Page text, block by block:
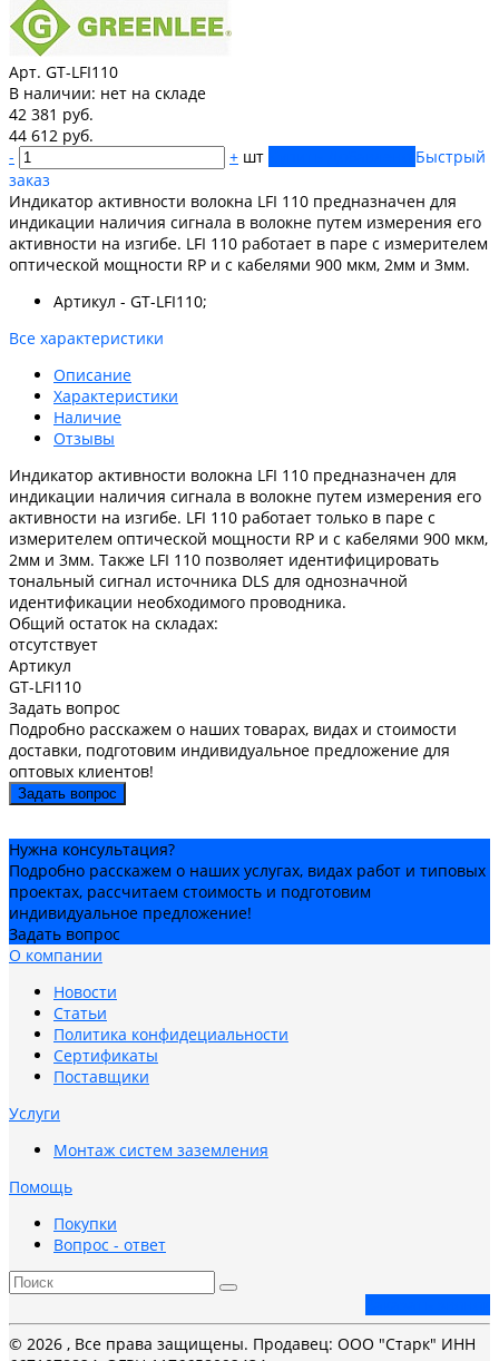
Арт. GT-LFI110
В наличии: нет на складе
42 381 руб.
44 612 руб.
-
+ шт
Быстрый
заказ
Индикатор активности волокна LFI 110 предназначен для
индикации наличия сигнала в волокне путем измерения его
активности на изгибе. LFI 110 работает в паре с измерителем
оптической мощности RP и с кабелями 900 мкм, 2мм и 3мм.
Артикул - GT-LFI110;
Все характеристики
Описание
Характеристики
Наличие
Отзывы
Индикатор активности волокна LFI 110 предназначен для
индикации наличия сигнала в волокне путем измерения его
активности на изгибе. LFI 110 работает только в паре с
измерителем оптической мощности RP и с кабелями 900 мкм,
2мм и 3мм. Также LFI 110 позволяет идентифицировать
тональный сигнал источника DLS для однозначной
идентификации необходимого проводника.
Общий остаток на складах:
отсутствует
Артикул
GT-LFI110
Задать вопрос
Подробно расскажем о наших товарах, видах и стоимости
доставки, подготовим индивидуальное предложение для
оптовых клиентов!
Задать вопрос
Нужна консультация?
Подробно расскажем о наших услугах, видах работ и типовых
проектах, рассчитаем стоимость и подготовим
индивидуальное предложение!
Задать вопрос
О компании
Новости
Статьи
Политика конфидециальности
Сертификаты
Поставщики
Услуги
Монтаж систем заземления
Помощь
Покупки
Вопрос - ответ
© 2026 , Все права защищены. Продавец: ООО "Старк" ИНН